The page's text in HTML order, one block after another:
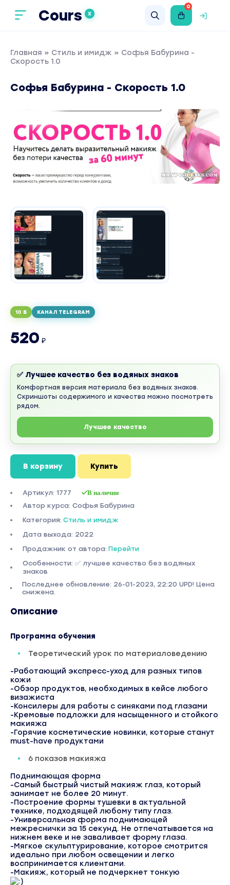
Cours X
0
Главная » Стиль и имидж » Софья Бабурина -
Скорость 1.0
Софья Бабурина - Скорость 1.0
10 Б КАНАЛ TELEGRAM
520 ₽
✅ Лучшее качество без водяных знаков
Комфортная версия материала без водяных знаков.
Скриншоты содержимого и качества можно посмотреть
рядом.
Лучшее качество
В корзину Купить
Артикул: 1777 В наличии
Автор курса: Софья Бабурина
Категория: Стиль и имидж
Дата выхода: 2022
Продажник от автора: Перейти
Особенности: ✅ лучшее качество без водяных
знаков
Последнее обновление: 26-01-2023, 22:20 UPD! Цена
снижена.
Описание
Программа обучения
Теоретический урок по материаловедению
-Работающий экспресс-уход для разных типов
кожи
-Обзор продуктов, необходимых в кейсе любого
визажиста
-Консилеры для работы с синяками под глазами
-Кремовые подложки для насыщенного и стойкого
макияжа
-Горячие косметические новинки, которые станут
must-have продуктами
6 показов макияжа
Поднимающая форма
-Самый быстрый чистый макияж глаз, который
занимает не более 20 минут.
-Построение формы тушевки в актуальной
технике, подходящей любому типу глаз.
-Универсальная форма поднимающей
межреснички за 15 секунд. Не отпечатывается на
нижнем веке и не заваливает форму глаза.
-Мягкое скульптурирование, которое смотрится
идеально при любом освещении и легко
воспринимается клиентами.
-Макияж, который не подчеркнет тонкую